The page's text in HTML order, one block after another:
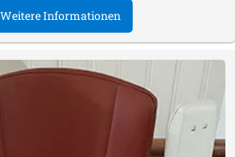
Weitere Informationen